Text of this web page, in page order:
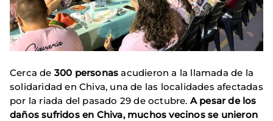
Cerca de 300 personas acudieron a la llamada de la
solidaridad en Chiva, una de las localidades afectadas
por la riada del pasado 29 de octubre. A pesar de los
daños sufridos en Chiva, muchos vecinos se unieron